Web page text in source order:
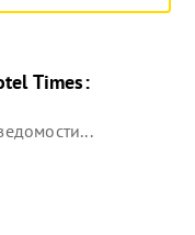
Times: